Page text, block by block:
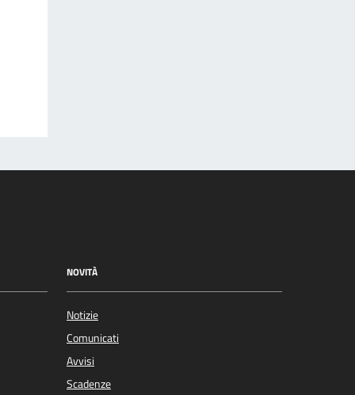
NOVITÀ
Notizie
Comunicati
Avvisi
Scadenze